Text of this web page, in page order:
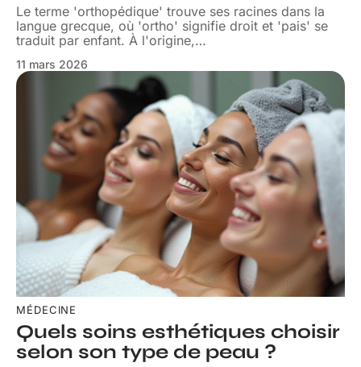
Le terme 'orthopédique' trouve ses racines dans la
langue grecque, où 'ortho' signifie droit et 'pais' se
traduit par enfant. À l'origine,…
11 mars 2026
MÉDECINE
Quels soins esthétiques choisir
selon son type de peau ?